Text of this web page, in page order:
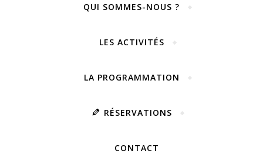
Vivez notre scène passion !
QUI SOMMES-NOUS ?
LES ACTIVITÉS
LA PROGRAMMATION
RÉSERVATIONS
CONTACT